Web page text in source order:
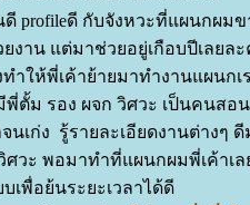
profileดี กับจังหวะที่แผนกผม
งาน แต่มาช่วยอยู่เกือบปีเลยล
ำให้พี่เค้าย้ายมาทำงานแผนก
ตั้ม รอง ผจก วิศวะ เป็นคนสอ
เก่ง รู้รายละเอียดงานต่างๆ ดี
ศวะ พอมาทำที่แผนกผมพี่เค้าเล
พื่อย้นระยะเวลาได้ดี